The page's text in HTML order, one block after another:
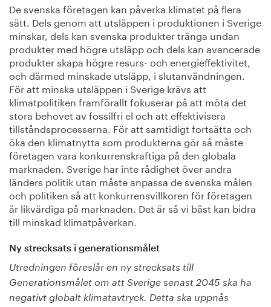
De svenska företagen kan påverka klimatet på flera
sätt. Dels genom att utsläppen i produktionen i Sverige
minskar, dels kan svenska produkter tränga undan
produkter med högre utsläpp och dels kan avancerade
produkter skapa högre resurs- och energieffektivitet,
och därmed minskade utsläpp, i slutanvändningen.
För att minska utsläppen i Sverige krävs att
klimatpolitiken framförallt fokuserar på att möta det
stora behovet av fossilfri el och att effektivisera
tillståndsprocesserna. För att samtidigt fortsätta och
öka den klimatnytta som produkterna gör så måste
företagen vara konkurrenskraftiga på den globala
marknaden. Sverige har inte rådighet över andra
länders politik utan måste anpassa de svenska målen
och politiken så att konkurrensvillkoren för företagen
är likvärdiga på marknaden. Det är så vi bäst kan bidra
till minskad klimatpåverkan.
Ny strecksats i generationsmålet
Utredningen föreslår en ny strecksats till
Generationsmålet om att Sverige senast 2045 ska ha
negativt globalt klimatavtryck. Detta ska uppnås